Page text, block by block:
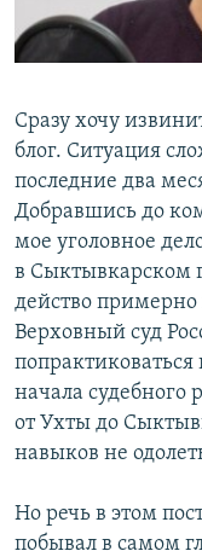
Все сайты РСЕ/
Сразу хочу
блог. Ситуация
последние два
Добравшись до
мое уголовное
в Сыктывкарском
действо примерно
Верховный суд
начала судебного
от Ухты до
навыков не
Но речь в этом
побывал в самом